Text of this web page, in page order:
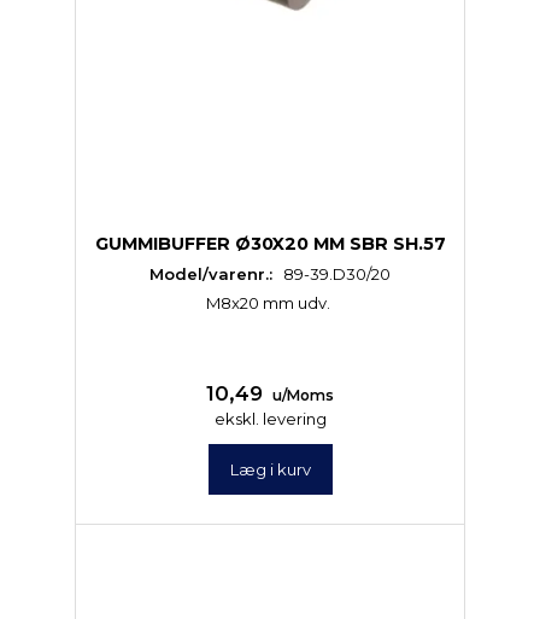
GUMMIBUFFER Ø30X20 MM SBR SH.57
Model/varenr.:
89-39.D30/20
M8x20 mm udv.
10,49 u/Moms
ekskl. levering
Læg i kurv